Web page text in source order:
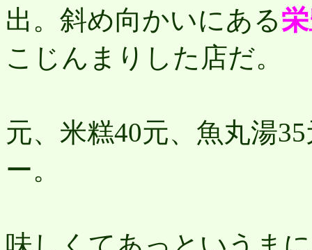
出。斜め向かいにある
こじんまりした店だ。
元、米糕40元、魚丸湯
ー。